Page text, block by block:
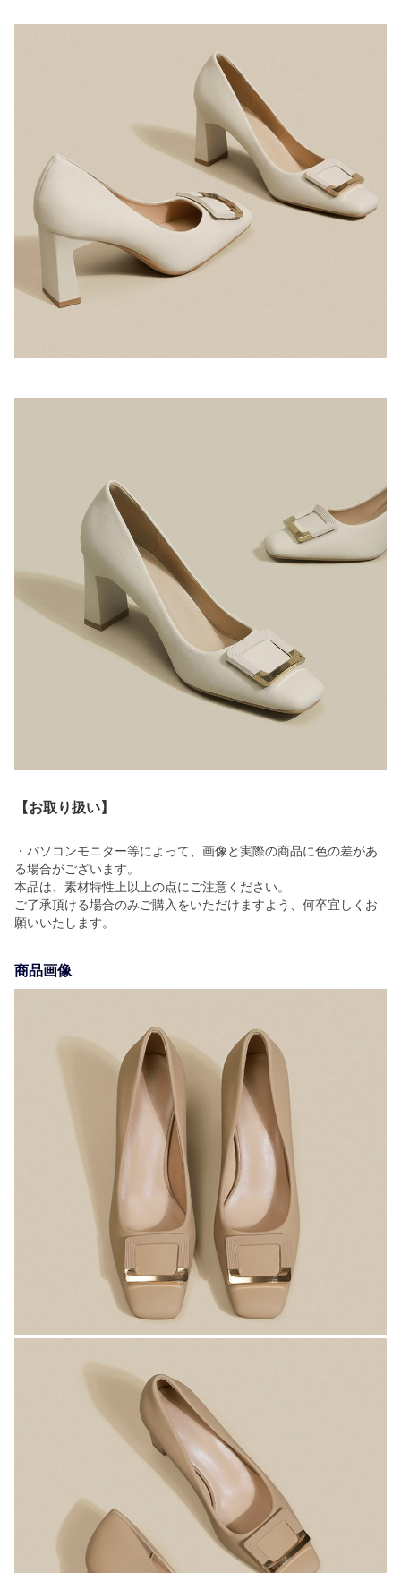
【お取り扱い】
・パソコンモニター等によって、画像と実際の商品に色の差があ
る場合がございます。
本品は、素材特性上以上の点にご注意ください。
ご了承頂ける場合のみご購入をいただけますよう、何卒宜しくお
願いいたします。
商品画像